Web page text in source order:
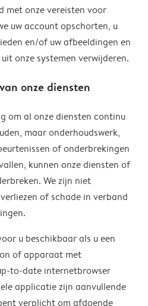
met onze vereisten voor
uw account opschorten, u
en/of uw afbeeldingen en
onze systemen verwijderen.
onze diensten
om al onze diensten continu
maar onderhoudswerk,
of onderbrekingen
kunnen onze diensten of
We zijn niet
of schade in verband
u beschikbaar als u een
of apparaat met
to-date internetbrowser
applicatie zijn aanvullende
verplicht om afdoende